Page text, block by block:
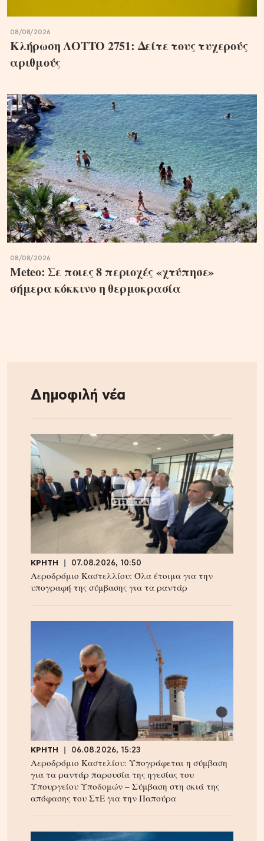
08/08/2026
Κλήρωση ΛΟΤΤΟ 2751: Δείτε τους τυχερούς
αριθμούς
08/08/2026
Meteo: Σε ποιες 8 περιοχές «χτύπησε»
σήμερα κόκκινο η θερμοκρασία
Δημοφιλή νέα
ΚΡΗΤΗ 07.08.2026, 10:50
Αεροδρόμιο Καστελλίου: Όλα έτοιμα για την
υπογραφή της σύμβασης για τα ραντάρ
ΚΡΗΤΗ 06.08.2026, 15:23
Αεροδρόμιο Καστελίου: Υπογράφεται η σύμβαση
για τα ραντάρ παρουσία της ηγεσίας του
Υπουργείου Υποδομών – Σύμβαση στη σκιά της
απόφασης του ΣτΕ για την Παπούρα